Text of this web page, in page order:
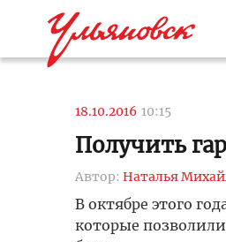
18.10.2016 10:15
Получить
Автор: Наталья
В октябре этого
которые